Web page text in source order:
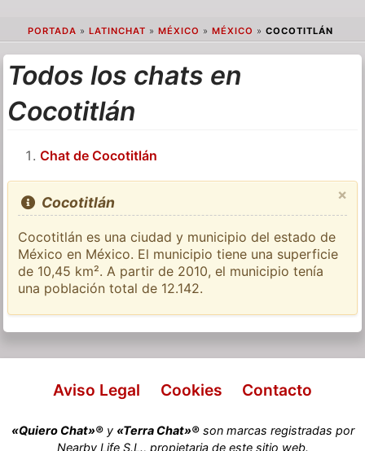
PORTADA » LATINCHAT » MÉXICO » MÉXICO » COCOTITLÁN
Todos los chats en
Cocotitlán
Chat de Cocotitlán
×
Cocotitlán
Cocotitlán es una ciudad y municipio del estado de
México en México. El municipio tiene una superficie
de 10,45 km². A partir de 2010, el municipio tenía
una población total de 12.142.
Aviso Legal Cookies Contacto
«Quiero Chat»®y «Terra Chat»®son marcas registradas por
Nearby Life S.L., propietaria de este sitio web.